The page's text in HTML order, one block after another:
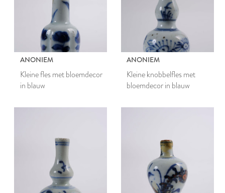
ANONIEM
Kleine fles met bloemdecor
in blauw
ANONIEM
Kleine knobbelfles met
bloemdecor in blauw